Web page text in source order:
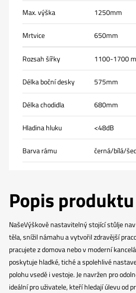
Max. výška 1250mm
Mrtvice 650mm
Rozsah šířky 1100-1700
Délka boční desky 575mm
Délka chodidla 680mm
Hladina hluku <48dB
Barva rámu černá/bílá/
Popis produktu
NašeVýškově nastavitelný stojící stůlje
těla, snížil námahu a vytvořil zdravější
pracujete z domova nebo v moderní
poskytuje hladké, tiché a spolehlivé
polohu vsedě i vestoje. Je navržen pro
ideální pro uživatele, kteří hledají úlevu od